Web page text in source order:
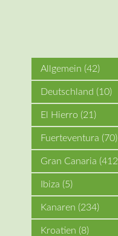
Allgemein (42)
Deutschland (10)
El Hierro (21)
Fuerteventura (70)
Gran Canaria
Ibiza (5)
Kanaren (234)
Kroatien (8)